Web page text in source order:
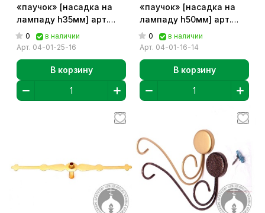
«паучок» [насадка на
лампаду h35мм] арт.
04-01-25-16
0
в наличии
Арт. 04-01-25-16
В корзину
«паучок» [насадка на
лампаду h50мм] арт.
04-01-16-14
0
в наличии
Арт. 04-01-16-14
В корзину